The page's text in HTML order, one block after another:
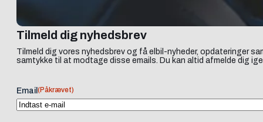
Tilmeld dig nyhedsbrev
Tilmeld dig vores nyhedsbrev og få elbil-nyheder, opdateringer
samtykke til at modtage disse emails. Du kan altid afmelde dig
Email (Påkrævet)